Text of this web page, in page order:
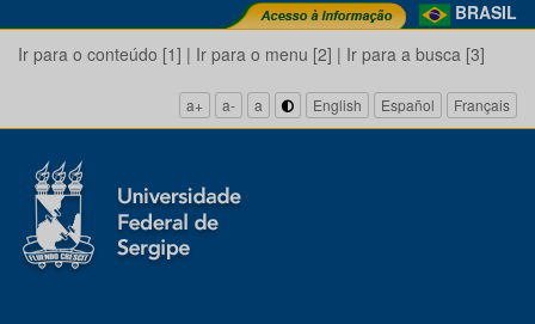
BRASIL
Ir para o conteúdo [1] | Ir para o menu [2] | Ir para a busca [3]
a+ a- a English Español Français